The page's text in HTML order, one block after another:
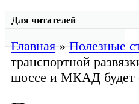
Для читателей
Главная»Полезные
транспортной
шоссе и МКАД будет